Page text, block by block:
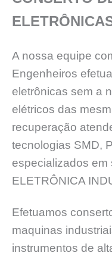
A nossa equipe
Engenheiros
eletrônicas sem a
elétricos das
recuperação
tecnologias SMD,
especializados em
ELETRÔNICA
Efetuamos
maquinas
instrumentos de